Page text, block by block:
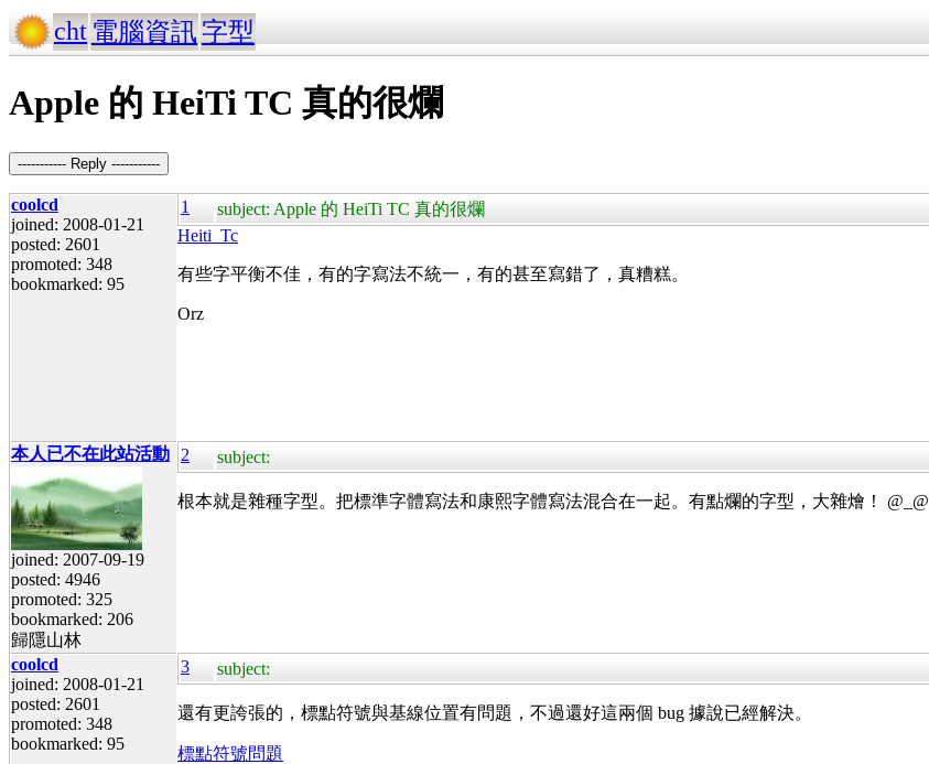
cht 電腦資訊字型
Apple 的 HeiTi TC 真的很爛
----------- Reply -----------
coolcd
joined: 2008-01-21
posted: 2601
promoted: 348
bookmarked: 95
1 subject: Apple 的 HeiTi TC 真的很爛
Heiti_Tc
有些字平衡不佳，有的字寫法不統一，有的甚至寫錯了，真糟糕。
Orz
本人已不在此站活動
joined: 2007-09-19
posted: 4946
promoted: 325
bookmarked: 206
歸隱山林
2 subject:
根本就是雜種字型。把標準字體寫法和康熙字體寫法混合在一起。有點爛的字型，大雜燴！ @_@
coolcd
joined: 2008-01-21
posted: 2601
promoted: 348
bookmarked: 95
3 subject:
還有更誇張的，標點符號與基線位置有問題，不過還好這兩個 bug 據說已經解決。
標點符號問題